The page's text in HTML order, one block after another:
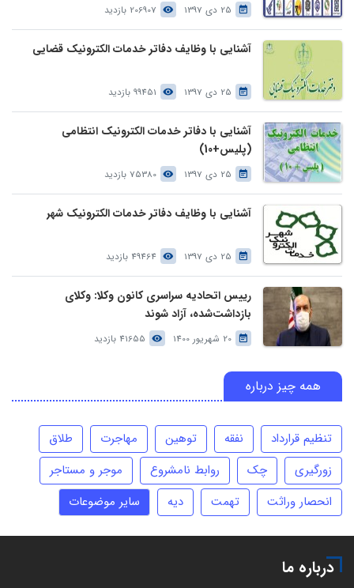
25 دی 1397 206907 بازدید
آشنایی با وظایف دفاتر خدمات الکترونیک قضایی
25 دی 1397 99451 بازدید
آشنایی با دفاتر خدمات الکترونیک انتظامی
(پلیس+10)
25 دی 1397 75380 بازدید
آشنایی با وظایف دفاتر خدمات الکترونیک شهر
25 دی 1397 49464 بازدید
رییس اتحادیه سراسری کانون وکلا: وکلای
بازداشت‌شده، آزاد شوند
20 شهریور 1400 41655 بازدید
همه چیز درباره
تنظیم قرارداد نفقه توهین مهاجرت
طلاق
زورگیری
چک روابط نامشروع
موجر و مستاجر
انحصار وراثت
تهمت دیه سایر موضوعات
درباره ما